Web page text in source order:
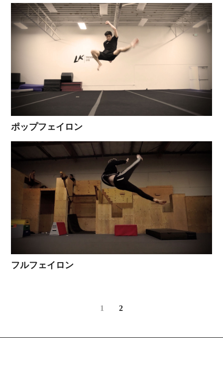
ポップフェイロン
フルフェイロン
1 2